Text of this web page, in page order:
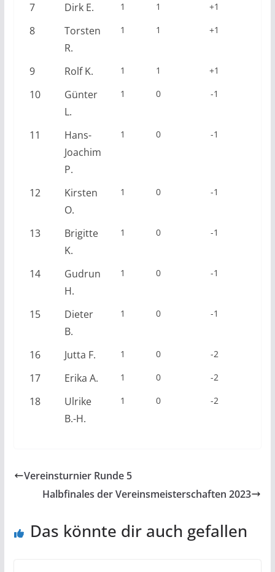
7 Dirk E. 1 1 +1
8
Torsten
R.
1 1 +1
9 Rolf K. 1 1 +1
10
Günter
L.
1 0 -1
11
Hans-
Joachim
P.
1 0 -1
12
Kirsten
O.
1 0 -1
13
Brigitte
K.
1 0 -1
14
Gudrun
H.
1 0 -1
15
Dieter
B.
1 0 -1
16 Jutta F. 1 0 -2
17 Erika A. 1 0 -2
18
Ulrike
B.-H.
1 0 -2
Vereinsturnier Runde 5
Halbfinales der Vereinsmeisterschaften 2023
Das könnte dir auch gefallen